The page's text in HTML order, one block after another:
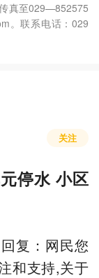
真至029—852575
。联系电话：029
关注
停水 小区
复：网民您
和支持,关于